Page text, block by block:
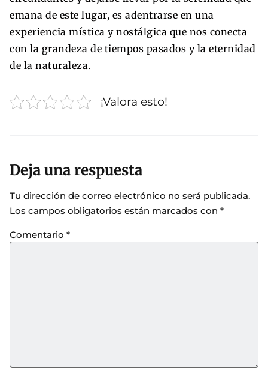
emana de este lugar, es adentrarse en una
experiencia mística y nostálgica que nos conecta
con la grandeza de tiempos pasados y la eternidad
de la naturaleza.
¡Valora esto!
Deja una respuesta
Tu dirección de correo electrónico no será publicada.
Los campos obligatorios están marcados con *
Comentario *